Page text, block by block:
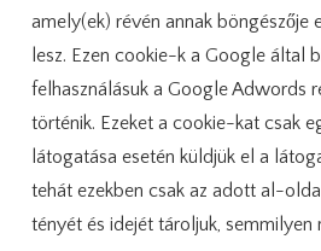
amely(ek) révén annak böngészője
lesz. Ezen cookie-k a Google által
felhasználásuk a Google Adwords
történik. Ezeket a cookie-kat csak
látogatása esetén küldjük el a
tehát ezekben csak az adott al-
tényét és idejét tároljuk, semmilyen